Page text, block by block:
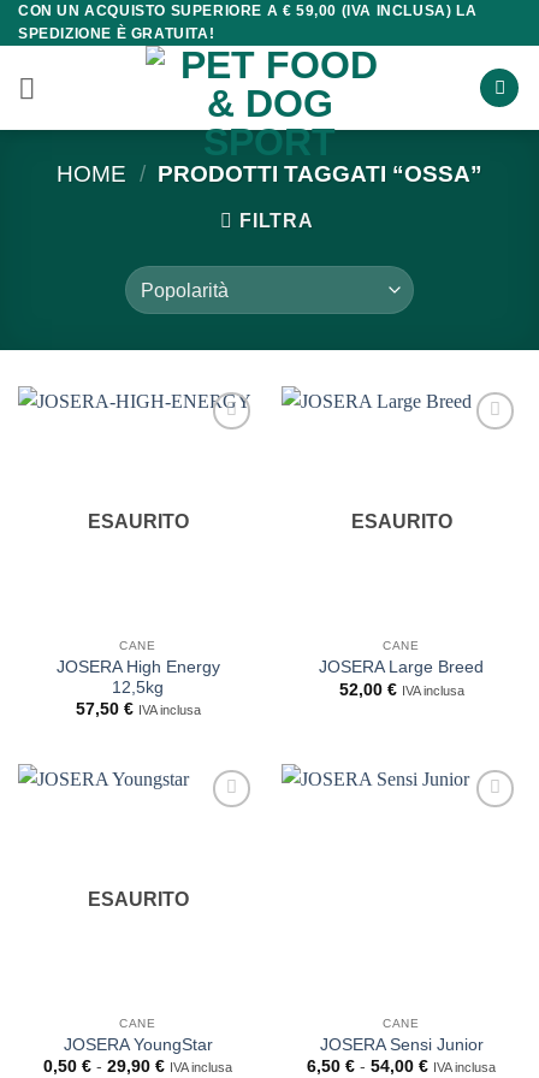
Salta
ai
contenuti
CON UN ACQUISTO SUPERIORE A € 59,00 (IVA INCLUSA) LA
SPEDIZIONE È GRATUITA!
HOME / PRODOTTI TAGGATI “OSSA”
FILTRA
ESAURITO
CANE
JOSERA High Energy
12,5kg
57,50 € IVA inclusa
ESAURITO
CANE
JOSERA Large Breed
52,00 € IVA inclusa
ESAURITO
CANE
JOSERA YoungStar
0,50 € - 29,90 €Fascia
IVA inclusa
CANE
JOSERA Sensi Junior
6,50 € - 54,00 €Fascia
IVA inclusa